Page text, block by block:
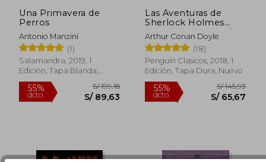
55%
dcto. S/ 65,49 dcto.
Una Primavera de
Perros
Antonio Manzini
(1)
Salamandra, 2019, 1
Edición, Tapa Blanda,
Nuevo
Las Aventuras de
Sherlock Holmes
(Edición Ilustrada) /
The Adventures of
Sherlock Holmes
Arthur Conan Doyle
(18)
Penguin Clasicos, 2018, 1
Edición, Tapa Dura, Nuevo